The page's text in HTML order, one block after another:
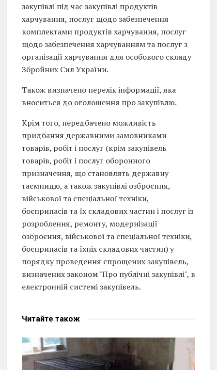
закупівлі під час закупівлі продуктів
харчування, послуг щодо забезпечення
комплектами продуктів харчування, послуг
щодо забезпечення харчуванням та послуг з
організації харчування для особового складу
Збройних Сил України.
Також визначено перелік інформації, яка
вноситься до оголошення про закупівлю.
Крім того, передбачено можливість
придбання державними замовниками
товарів, робіт і послуг (крім закупівель
товарів, робіт і послуг оборонного
призначення, що становлять державну
таємницю, а також закупівлі озброєння,
військової та спеціальної техніки,
боєприпасів та їх складових частин і послуг із
розроблення, ремонту, модернізації
озброєння, військової та спеціальної техніки,
боєприпасів та їхніх складових частин) у
порядку проведення спрощених закупівель,
визначених законом "Про публічні закупівлі", в
електронній системі закупівель.
Читайте також